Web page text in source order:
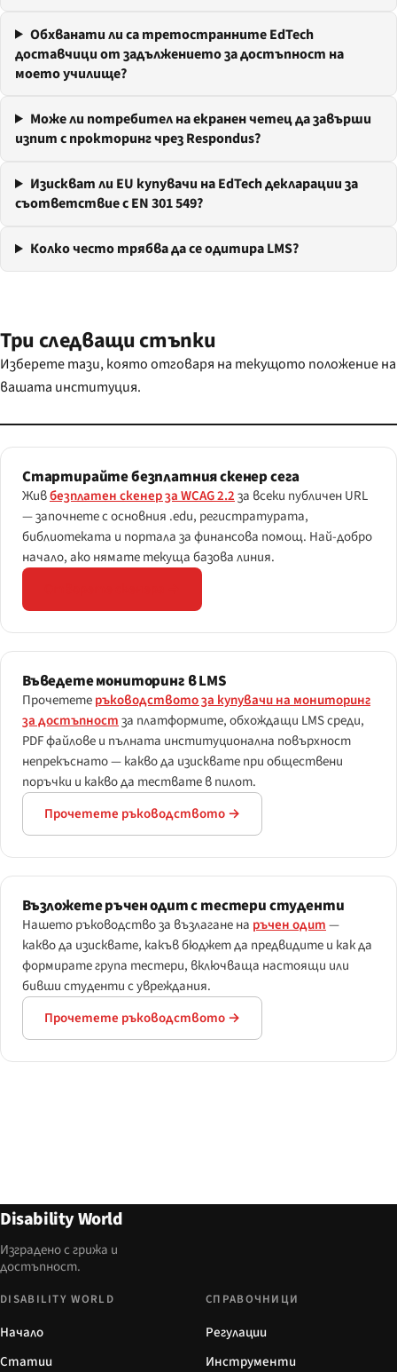
Обхванати ли са третостранните EdTech
доставчици от задължението за достъпност на
моето училище?
Може ли потребител на екранен четец да завърши
изпит с прокторинг чрез Respondus?
Изискват ли EU купувачи на EdTech декларации за
съответствие с EN 301 549?
Колко често трябва да се одитира LMS?
Три следващи стъпки
Изберете тази, която отговаря на текущото положение на
вашата институция.
Стартирайте безплатния скенер сега
Живбезплатен скенер за WCAG 2.2за всеки публичен URL
— започнете с основния .edu, регистратурата,
библиотеката и портала за финансова помощ. Най-добро
начало, ако нямате текуща базова линия.
Въведете мониторинг в LMS
Прочететеръководството за купувачи на мониторинг
за достъпностза платформите, обхождащи LMS среди,
PDF файлове и пълната институционална повърхност
непрекъснато — какво да изисквате при обществени
поръчки и какво да тествате в пилот.
Прочетете ръководството →
Възложете ръчен одит с тестери студенти
Нашето ръководство за възлагане на ръчен одит—
какво да изисквате, какъв бюджет да предвидите и как да
формирате група тестери, включваща настоящи или
бивши студенти с увреждания.
Прочетете ръководството →
Disability World
Изградено с грижа и
достъпност.
DISABILITY WORLD
Начало
Статии
СПРАВОЧНИЦИ
Регулации
Инструменти